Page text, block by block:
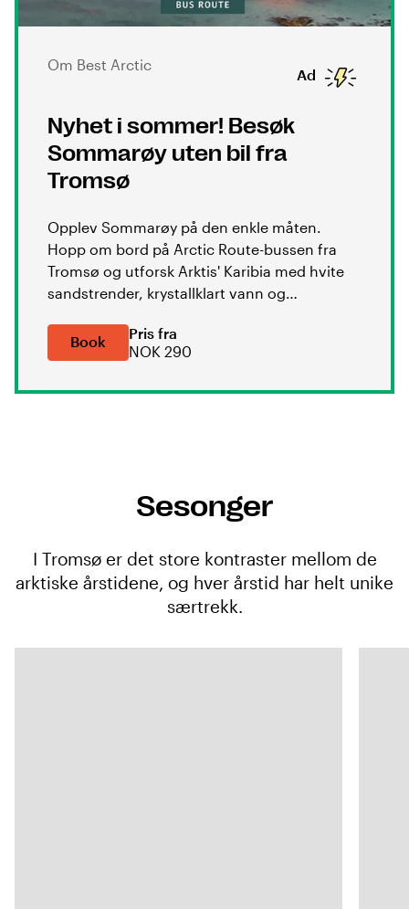
Om Best Arctic
Ad
Nyhet i sommer! Besøk
Sommarøy uten bil fra
Tromsø
Opplev Sommarøy på den enkle måten.
Hopp om bord på Arctic Route-bussen fra
Tromsø og utforsk Arktis' Karibia med hvite
sandstrender, krystallklart vann og
dagstur om sommeren – helt uten bil.
Book
Pris fra
NOK 290
Sesonger
I Tromsø er det store kontraster mellom de
arktiske årstidene, og hver årstid har helt unike
særtrekk.